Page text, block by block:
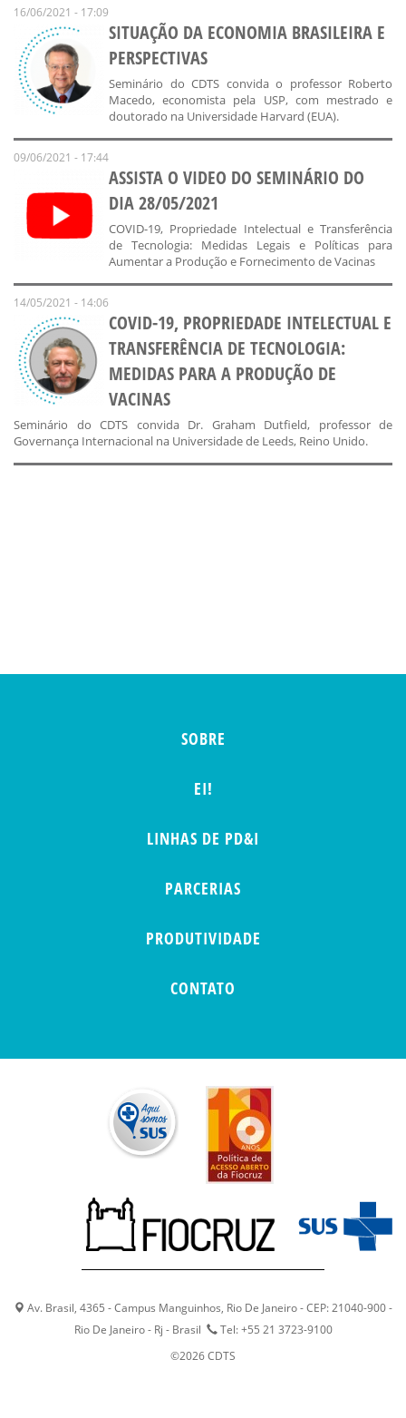
16/06/2021 - 17:09
SITUAÇÃO DA ECONOMIA BRASILEIRA E
PERSPECTIVAS
Seminário do CDTS convida o professor Roberto
Macedo, economista pela USP, com mestrado e
doutorado na Universidade Harvard (EUA).
09/06/2021 - 17:44
ASSISTA O VIDEO DO SEMINÁRIO DO
DIA 28/05/2021
COVID-19, Propriedade Intelectual e Transferência
de Tecnologia: Medidas Legais e Políticas para
Aumentar a Produção e Fornecimento de Vacinas
14/05/2021 - 14:06
COVID-19, PROPRIEDADE INTELECTUAL E
TRANSFERÊNCIA DE TECNOLOGIA:
MEDIDAS PARA A PRODUÇÃO DE
VACINAS
Seminário do CDTS convida Dr. Graham Dutfield, professor de
Governança Internacional na Universidade de Leeds, Reino Unido.
SOBRE
EI!
LINHAS DE PD&I
PARCERIAS
PRODUTIVIDADE
CONTATO
Av. Brasil, 4365 - Campus Manguinhos, Rio De Janeiro - CEP: 21040-900 -
Rio De Janeiro - Rj - Brasil
Tel: +55 21 3723-9100
©2026 CDTS